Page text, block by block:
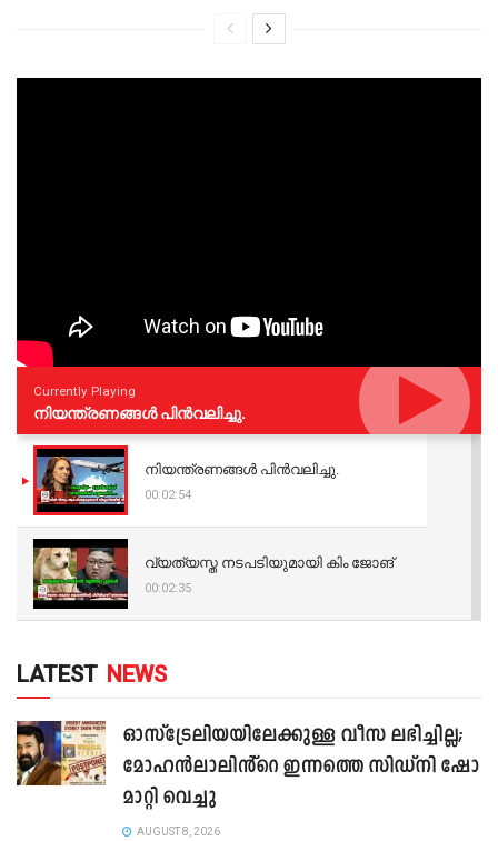
Currently Playing
നിയന്ത്രണങ്ങള്‍ പിന്‍വലിച്ചു.
നിയന്ത്രണങ്ങള്‍ പിന്‍വലിച്ചു.
00:02:54
വ്യത്യസ്ത നടപടിയുമായി കിം ജോങ്
00:02:35
LATEST NEWS
ഓസ്‌ട്രേലിയയിലേക്കുള്ള വീസ ലഭിച്ചില്ല;
മോഹൻലാലിൻ്റെ ഇന്നത്തെ സിഡ്നി ഷോ
മാറ്റി വെച്ചു
AUGUST 8, 2026